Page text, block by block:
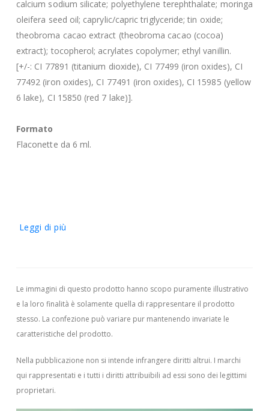
calcium sodium silicate; polyethylene terephthalate; moringa
oleifera seed oil; caprylic/capric triglyceride; tin oxide;
theobroma cacao extract (theobroma cacao (cocoa)
extract); tocopherol; acrylates copolymer; ethyl vanillin.
[+/-: CI 77891 (titanium dioxide), CI 77499 (iron oxides), CI
77492 (iron oxides), CI 77491 (iron oxides), CI 15985 (yellow
6 lake), CI 15850 (red 7 lake)].
Formato
Flaconette da 6 ml.
Leggi di più
Le immagini di questo prodotto hanno scopo puramente illustrativo
e la loro finalità è solamente quella di rappresentare il prodotto
stesso. La confezione può variare pur mantenendo invariate le
caratteristiche del prodotto.
Nella pubblicazione non si intende infrangere diritti altrui. I marchi
qui rappresentati e i tutti i diritti attribuibili ad essi sono dei legittimi
proprietari.